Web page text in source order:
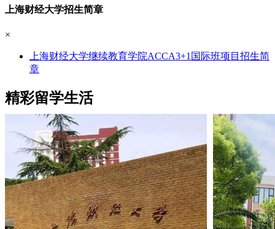
上海财经大学招生简章
×
上海财经大学继续教育学院ACCA3+1国际班项目招生简
章
精彩留学生活